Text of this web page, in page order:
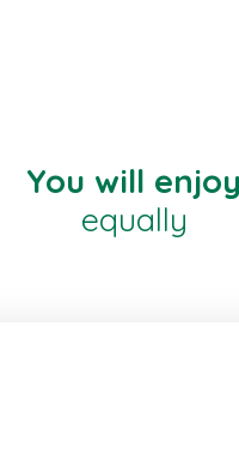
You will enjoy
equally